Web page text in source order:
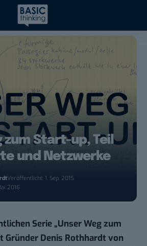
zum Start-up, Teil
und Netzwerke
Veröffentlicht: 1. Sep. 2015
2016
Serie „Unser Weg zum
Gründer Denis Rothhardt von